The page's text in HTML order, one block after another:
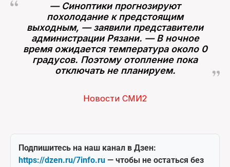
— Синоптики прогнозируют
похолодание к предстоящим
выходным, — заявили представители
администрации Рязани. — В ночное
время ожидается температура около 0
градусов. Поэтому отопление пока
отключать не планируем.
Новости СМИ2
Подпишитесь на наш канал в Дзен:
https://dzen.ru/7info.ru — чтобы не остаться без